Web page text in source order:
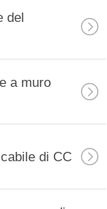
del
a muro
di CC